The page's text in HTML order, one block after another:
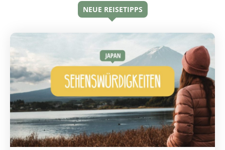
NEUE REISETIPPS